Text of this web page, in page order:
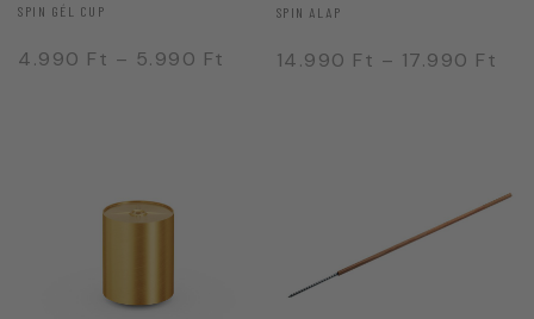
SPIN GÉL CUP
4.990 Ft – 5.990 Ft
SPIN ALAP
14.990 Ft – 17.990 Ft